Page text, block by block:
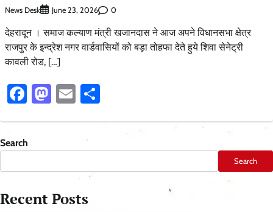
News Desk June 23, 2026 0
देहरादून । समाज कल्याण मंत्री खजानदास ने आज अपने विधानसभा क्षेत्र
राजपुर के इन्द्रेश नगर वार्डवासियों को बड़ा तोहफा देते हुये शिवा सेनेट्री
कावली रोड, […]
Facebook
Mastodon
Email
Search
Search
Recent Posts